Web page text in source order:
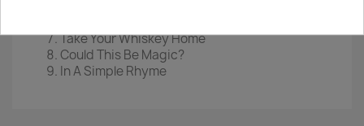
Take Your Whiskey Home
Could This Be Magic?
In A Simple Rhyme